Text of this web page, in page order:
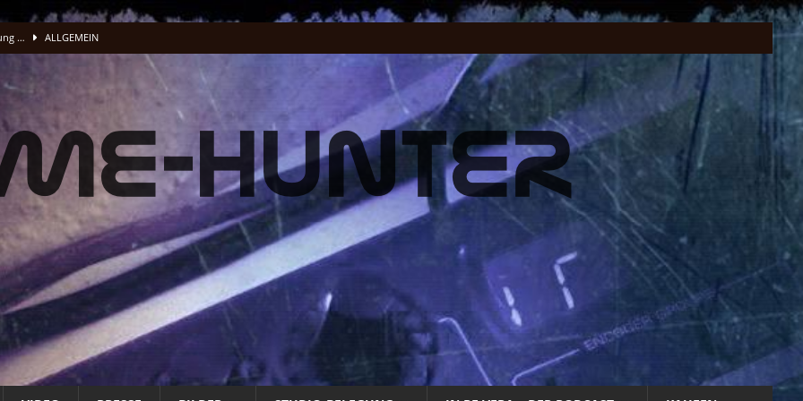
… ALLGEMEIN
Vocals
ALLG. INFO
ALLG. INFO
ALLG. INFO
und Musenklänge: Eine Odyssee der Übertreibungen“ ALLGEMEIN
Energie Musik wird PRESSE
Musik wird PRESSE
STUDIO